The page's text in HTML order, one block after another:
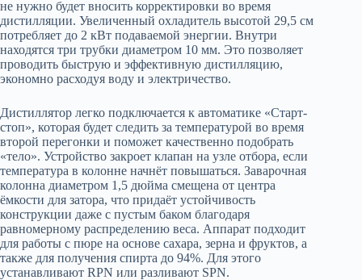
не нужно будет вносить корректировки во время
дистилляции. Увеличенный охладитель высотой 29,5 см
потребляет до 2 кВт подаваемой энергии. Внутри
находятся три трубки диаметром 10 мм. Это позволяет
проводить быструю и эффективную дистилляцию,
экономно расходуя воду и электричество.
Дистиллятор легко подключается к автоматике «Старт-
стоп», которая будет следить за температурой во время
второй перегонки и поможет качественно подобрать
«тело». Устройство закроет клапан на узле отбора, если
температура в колонне начнёт повышаться. Заварочная
колонна диаметром 1,5 дюйма смещена от центра
ёмкости для затора, что придаёт устойчивость
конструкции даже с пустым баком благодаря
равномерному распределению веса. Аппарат подходит
для работы с пюре на основе сахара, зерна и фруктов, а
также для получения спирта до 94%. Для этого
устанавливают RPN или разливают SPN.